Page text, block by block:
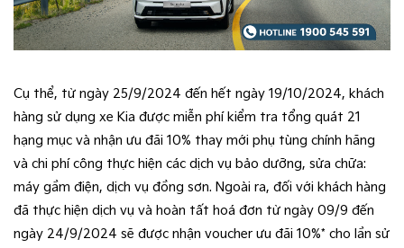
Cụ thể, từ ngày 25/9/2024 đến hết ngày 19/10/2024, khách
hàng sử dụng xe Kia được miễn phí kiểm tra tổng quát 21
hạng mục và nhận ưu đãi 10% thay mới phụ tùng chính hãng
và chi phí công thực hiện các dịch vụ bảo dưỡng, sửa chữa:
máy gầm điện, dịch vụ đồng sơn. Ngoài ra, đối với khách hàng
đã thực hiện dịch vụ và hoàn tất hoá đơn từ ngày 09/9 đến
ngày 24/9/2024 sẽ được nhận voucher ưu đãi 10%* cho lần sử